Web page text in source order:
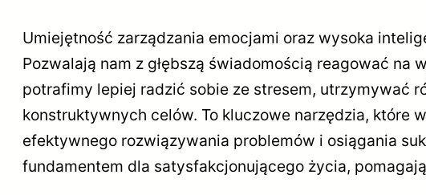
Umiejętność zarządzania emocjami oraz wysoka
Pozwalają nam z głębszą świadomością reagować
potrafimy lepiej radzić sobie ze stresem, utrzymywać
konstruktywnych celów. To kluczowe narzędzia, które
efektywnego rozwiązywania problemów i osiągania
fundamentem dla satysfakcjonującego życia,